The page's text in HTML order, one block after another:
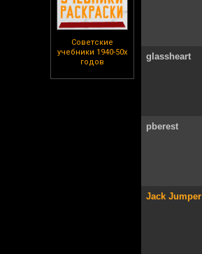
Советские
учебники 1940-50х
годов
glassheart
pberest
Jack Jumper